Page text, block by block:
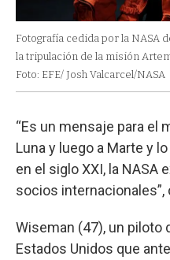
Fotografía cedida por la NASA
la tripulación de la misión
Foto: EFE/ Josh Valcarcel/NASA
“Es un mensaje para el
Luna y luego a Marte y
en el siglo XXI, la NASA
socios
Wiseman (47), un piloto
Estados Unidos que